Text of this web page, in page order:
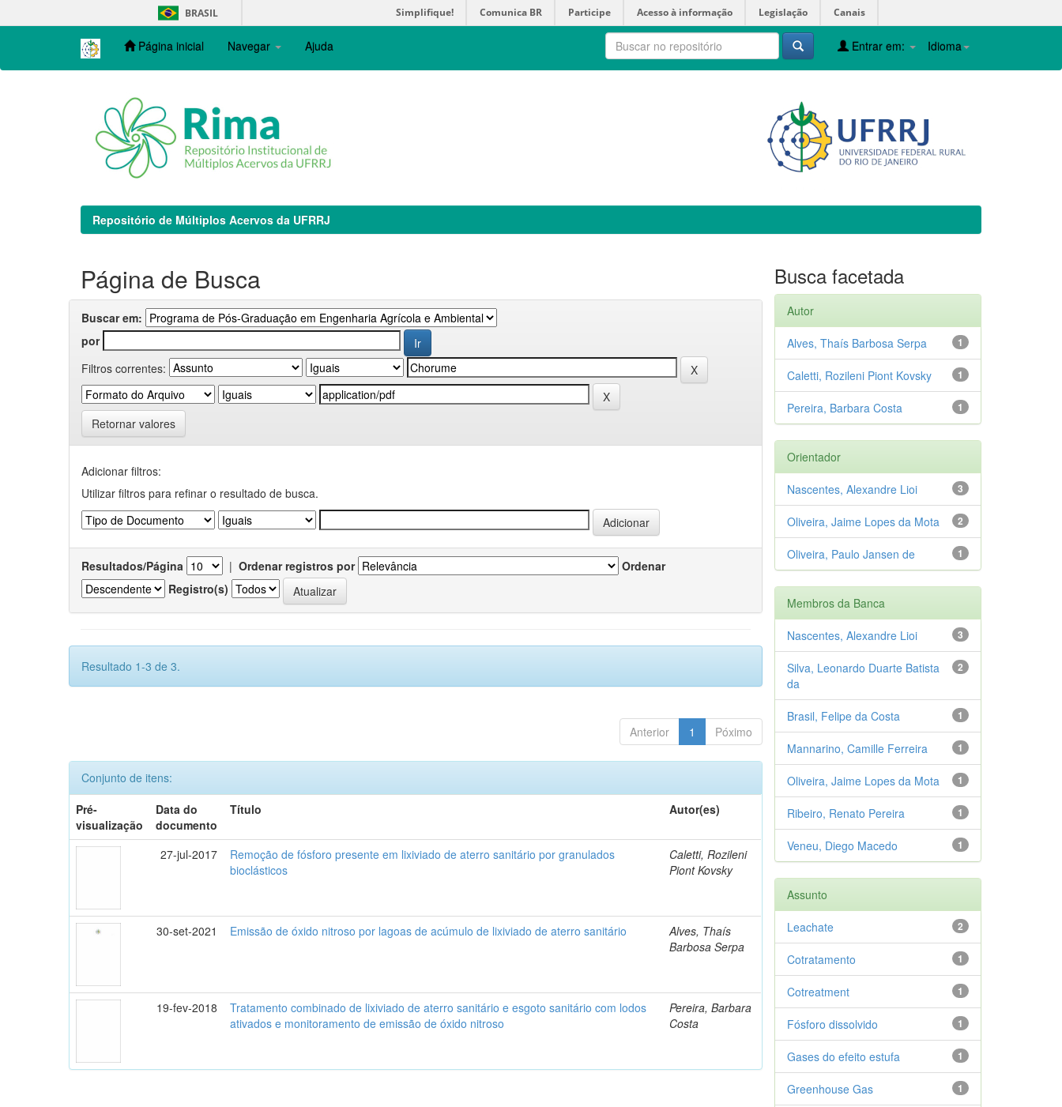
navigation
BRASIL Simplifique! Comunica BR Participe Acesso à informação Legislação Canais
Página inicial Navegar Ajuda Idioma
Entrar em:
Repositório de Múltiplos Acervos da UFRRJ
Página de Busca
Buscar em:
por
Filtros correntes:
Retornar valores
Adicionar filtros:
Utilizar filtros para refinar o resultado de busca.
Resultados/Página | Ordenar registros por
Ordenar
Registro(s)
Resultado 1-3 de 3.
Anterior 1 Póximo
Conjunto de itens:
Pré-
visualização
Data do
documento
Título Autor(es)
27-jul-2017
Remoção de fósforo presente em lixiviado de aterro sanitário por granulados
bioclásticos
Caletti, Rozileni
Piont Kovsky
30-set-2021 Emissão de óxido nitroso por lagoas de acúmulo de lixiviado de aterro sanitário
Alves, Thaís
Barbosa Serpa
19-fev-2018
Tratamento combinado de lixiviado de aterro sanitário e esgoto sanitário com lodos
ativados e monitoramento de emissão de óxido nitroso
Pereira, Barbara
Costa
Busca facetada
Autor
1
Alves, Thaís Barbosa Serpa
1
Caletti, Rozileni Piont Kovsky
1
Pereira, Barbara Costa
Orientador
3
Nascentes, Alexandre Lioi
2
Oliveira, Jaime Lopes da Mota
1
Oliveira, Paulo Jansen de
Membros da Banca
3
Nascentes, Alexandre Lioi
2
Silva, Leonardo Duarte Batista
da
1
Brasil, Felipe da Costa
1
Mannarino, Camille Ferreira
1
Oliveira, Jaime Lopes da Mota
1
Ribeiro, Renato Pereira
1
Veneu, Diego Macedo
Assunto
2
Leachate
1
Cotratamento
1
Cotreatment
1
Fósforo dissolvido
1
Gases do efeito estufa
1
Greenhouse Gas